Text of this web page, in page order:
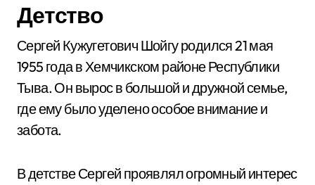
Детство
Сергей Кужугетович Шойгу родился 21 мая
1955 года в Хемчикском районе Республики
Тыва. Он вырос в большой и дружной семье,
где ему было уделено особое внимание и
забота.
В детстве Сергей проявлял огромный интерес